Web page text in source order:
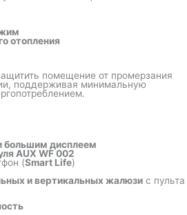
отопления
помещение от промерзания
поддерживая минимальную
большим дисплеем
AUX WF 002
(Smart Life)
и вертикальных жалюзи с пульта